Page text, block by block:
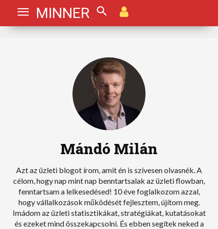
MINNER
Mándó Milán
Azt az üzleti blogot írom, amit én is szívesen olvasnék. A
célom, hogy nap mint nap benntartsalak az üzleti flowban,
fenntartsam a lelkesedésed! 10 éve foglalkozom azzal,
hogy vállalkozások működését fejlesztem, újítom meg.
Imádom az üzleti statisztikákat, stratégiákat, kutatásokat
és ezeket mind összekapcsolni. És ebben segítek neked a